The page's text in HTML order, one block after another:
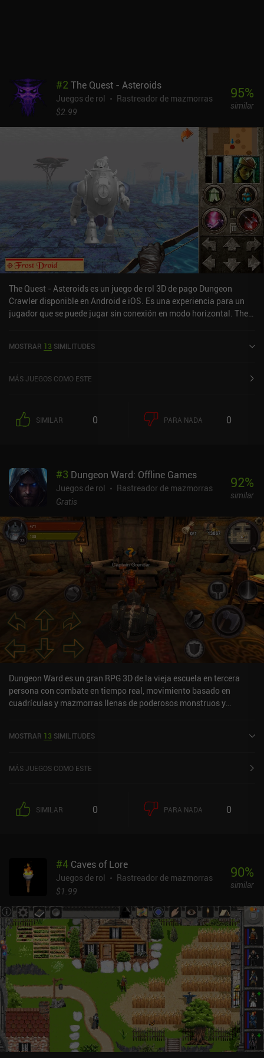
mejor momento.
#2 The Quest - Asteroids
Juegos de rol
Rastreador de mazmorras
$2.99
95%
similar
The Quest - Asteroids es un juego de rol 3D de pago Dungeon
Crawler disponible en Android e iOS. Es una experiencia para un
jugador que se puede jugar sin conexión en modo horizontal. The
en la App Store de iOS.
MOSTRAR 13 SIMILITUDES
MÁS JUEGOS COMO ESTE
SIMILAR 0 PARA NADA 0
#3 Dungeon Ward: Offline Games
Juegos de rol
Rastreador de mazmorras
Gratis
92%
similar
Dungeon Ward es un gran RPG 3D de la vieja escuela en tercera
persona con combate en tiempo real, movimiento basado en
cuadrículas y mazmorras llenas de poderosos monstruos y
central del juego nos lleva a adquirir una misión en el
volver con vida para entregar la misión y recibir una nueva. A
estadísticas de equipo inspiradas en Diablo. Y cualquier objeto
sobrante puede venderse en el campamento a cambio de oro, que
punto de habilidad en desbloquear o mejorar una habilidad, y
distribuir 3 puntos de atributo entre las estadísticas de fuerza,
destreza, vitalidad e inteligencia. A diferencia de Moonshades,
entramos en la mazmorra con una nueva misión, obtenemos una
mazmorra generada totalmente al azar con una sala de jefe hecha
a mano. Esto hace que Dungeon Ward sea un poco más fácil de
jugar, a la vez que mantiene un alto nivel de rejugabilidad. Hay
varias distribuciones de botones para elegir, y los controles
táctiles funcionan muy bien. El estilo artístico también es bueno, y
me gustó especialmente que el botín que equipamos se muestre
visualmente en nuestro personaje, un aspecto que muchos RPG
para móviles pasan por alto. Dungeon Ward se monetiza mediante
iAPs para conseguir más monedas premium y un anuncio
incentivado para duplicar la recompensa en oro y monedas
premium que obtenemos al completar una mazmorra. Dado que la
MOSTRAR 13 SIMILITUDES
MÁS JUEGOS COMO ESTE
SIMILAR 0 PARA NADA 0
#4 Caves of Lore
Juegos de rol
Rastreador de mazmorras
$1.99
90%
similar